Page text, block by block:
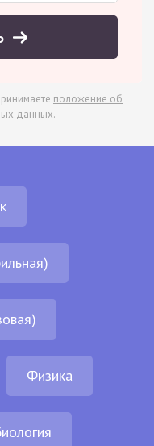
положение об
данных.
Физика